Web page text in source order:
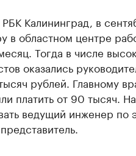
Калининград, в
в областном центре
Тогда в числе
оказались
рублей. Главному
платить от 90 тысяч.
ведущий инженер по